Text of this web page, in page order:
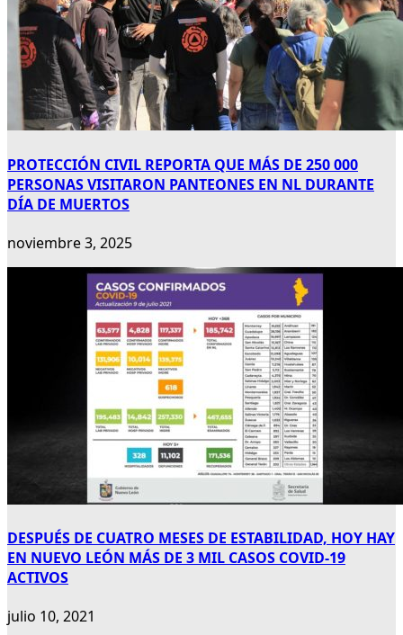
PROTECCIÓN CIVIL REPORTA QUE MÁS DE 250 000
PERSONAS VISITARON PANTEONES EN NL DURANTE
DÍA DE MUERTOS
noviembre 3, 2025
DESPUÉS DE CUATRO MESES DE ESTABILIDAD, HOY HAY
EN NUEVO LEÓN MÁS DE 3 MIL CASOS COVID-19
ACTIVOS
julio 10, 2021